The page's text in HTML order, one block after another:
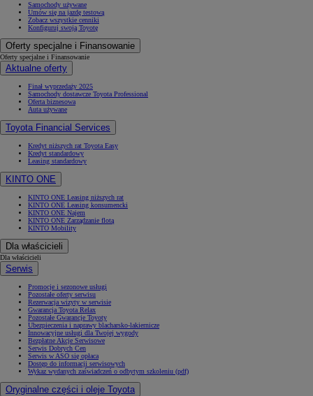
Samochody używane
Umów się na jazdę testową
Zobacz wszystkie cenniki
Konfiguruj swoją Toyotę
Oferty specjalne i Finansowanie
Oferty specjalne i Finansowanie
Aktualne oferty
Finał wyprzedaży 2025
Samochody dostawcze Toyota Professional
Oferta biznesowa
Auta używane
Toyota Financial Services
Kredyt niższych rat Toyota Easy
Kredyt standardowy
Leasing standardowy
KINTO ONE
KINTO ONE Leasing niższych rat
KINTO ONE Leasing konsumencki
KINTO ONE Najem
KINTO ONE Zarządzanie flotą
KINTO Mobility
Dla właścicieli
Dla właścicieli
Serwis
Promocje i sezonowe usługi
Pozostałe oferty serwisu
Rezerwacja wizyty w serwisie
Gwarancja Toyota Relax
Pozostałe Gwarancje Toyoty
Ubezpieczenia i naprawy blacharsko-lakiernicze
Innowacyjne usługi dla Twojej wygody
Bezpłatne Akcje Serwisowe
Serwis Dobrych Cen
Serwis w ASO się opłaca
Dostęp do informacji serwisowych
Wykaz wydanych zaświadczeń o odbytym szkoleniu (pdf)
Oryginalne części i oleje Toyota